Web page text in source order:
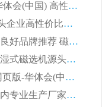
2026 磁选机靠谱厂家排名｜华体会手机网页版-华体会(中国) 高性价比磁选机磁电品牌
2026 顺流河沙磁选机厂家挑选攻略 | 业内口碑龙头企业高性价比品牌推荐
2026平板磁选机靠谱生产厂家选购指南 行业口碑良好品牌推荐 磁电领域实力强者
2026高分选精度冶金行业专用磁选机生产厂家,干湿式磁选机源头供应商推荐
2026 选矿永磁筒式磁选机挑选指南 华体会手机网页版-华体会(中国) 推荐品牌行业口碑佳实力突出
2026 靠谱湿式矿山顺流永磁筒式磁选机选购，国内专业生产厂家华体会手机网页版-华体会(中国) 综合实力出众